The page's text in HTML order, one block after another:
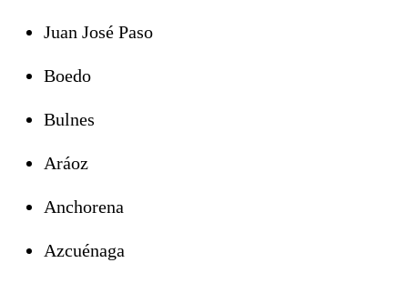
Juan José Paso
Boedo
Bulnes
Aráoz
Anchorena
Azcuénaga